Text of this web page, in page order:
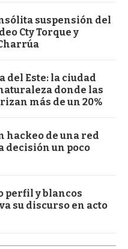
suspensión del
Cty Torque y
del Este: la ciudad
donde las
más de un 20%
hackeo de una red
decisión un poco
perfil y blancos
su discurso en acto